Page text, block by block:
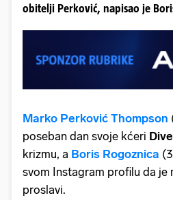
obitelji Perković, napisao je
Marko Perković Thompson
poseban dan svoje kćeri
krizmu, a Boris Rogoznica
svom Instagram profilu da je
proslavi.